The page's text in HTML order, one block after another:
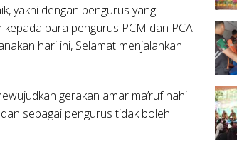
yakni dengan pengurus yang
para pengurus PCM dan PCA
hari ini, Selamat menjalankan
gerakan amar ma’ruf nahi
sebagai pengurus tidak boleh